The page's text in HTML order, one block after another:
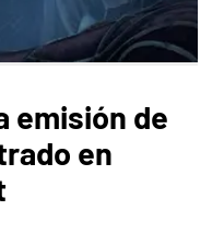
emisión de
en